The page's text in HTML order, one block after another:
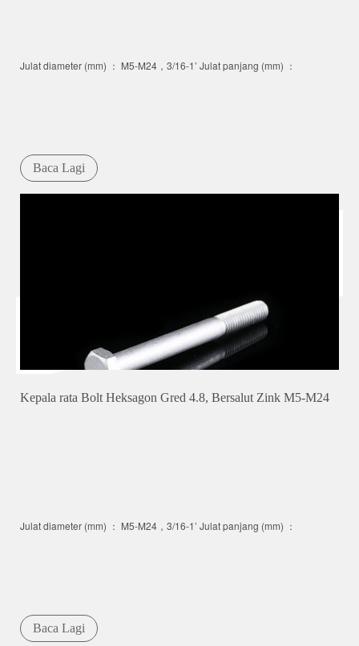
Julat diameter (mm) ： M5-M24，3/16-1’ Julat panjang (mm) ：
Baca Lagi
Kepala rata Bolt Heksagon Gred 4.8, Bersalut Zink M5-M24
Julat diameter (mm) ： M5-M24，3/16-1’ Julat panjang (mm) ：
Baca Lagi